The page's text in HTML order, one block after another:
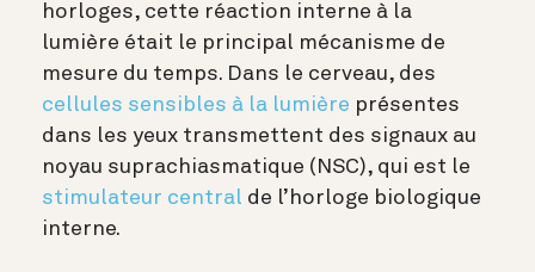
horloges, cette réaction interne à la
lumière était le principal mécanisme de
mesure du temps. Dans le cerveau, des
cellules sensibles à la lumière présentes
dans les yeux transmettent des signaux au
noyau suprachiasmatique (NSC), qui est le
stimulateur central de l’horloge biologique
interne.